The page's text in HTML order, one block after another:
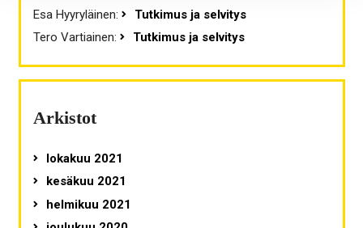
Esa Hyyryläinen:
Tutkimus ja selvitys
Tero Vartiainen: Tutkimus ja selvitys
Arkistot
lokakuu 2021
kesäkuu 2021
helmikuu 2021